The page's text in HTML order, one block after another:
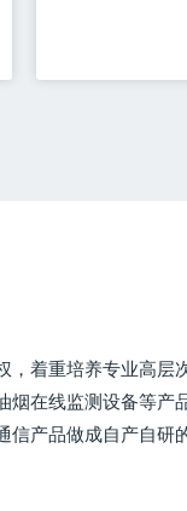
，着重培养专业高层
烟在线监测设备等产
信产品做成自产自研